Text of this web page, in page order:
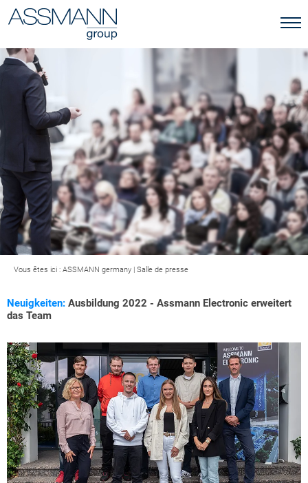
Vous êtes ici : ASSMANN germany | Salle de presse
Neuigkeiten: Ausbildung 2022 - Assmann Electronic erweitert
das Team